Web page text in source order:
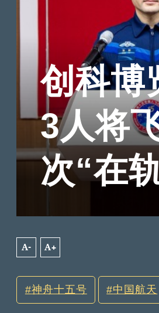
创科博
3人将
次“在
A- A+
神舟十五号 中国航天